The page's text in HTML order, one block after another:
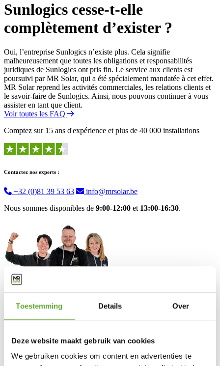
Toestemming Details Over
Deze website maakt gebruik van cookies
We gebruiken cookies om content en advertenties te
Sunlogics cesse-t-elle
complètement d’exister ?
Oui, l’entreprise Sunlogics n’existe plus. Cela signifie
malheureusement que toutes les obligations et responsabilités
juridiques de Sunlogics ont pris fin. Le service aux clients est
poursuivi par MR Solar, qui a été spécialement mandatée à cet effet.
MR Solar reprend les activités commerciales, les relations clients et
le savoir-faire de Sunlogics. Ainsi, nous pouvons continuer à vous
assister en tant que client.
Voir toutes les FAQ
Comptez sur 15 ans d'expérience et plus de 40 000 installations
Contactez nos experts :
+32 (0)81 39 53 63
info@mrsolar.be
Nous sommes disponibles de 9:00-12:00 et 13:00-16:30.
Bornes de recharge industrielles
Panneaux solaires industriels
BESS